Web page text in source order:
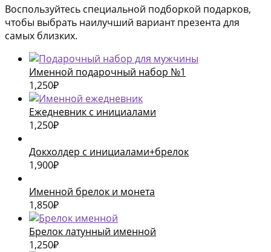
Воспользуйтесь специальной подборкой подарков,
чтобы выбрать наилучший вариант презента для
самых близких.
Именной подарочный набор №1
1,250₽
Ежедневник с инициалами
1,250₽
Докхолдер с инициалами+брелок
1,900₽
Именной брелок и монета
1,850₽
Брелок латунный именной
1,250₽